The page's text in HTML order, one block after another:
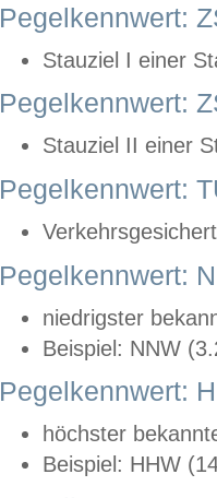
Pegelkennwert:
Stauziel I einer
Pegelkennwert:
Stauziel II einer
Pegelkennwert:
Pegelkennwert:
niedrigster
Beispiel: NNW
Pegelkennwert:
höchster
Beispiel: HHW